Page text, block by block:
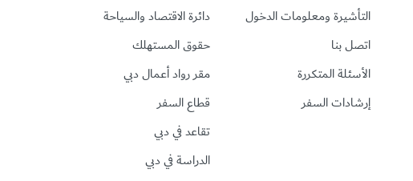
التأشيرة ومعلومات الدخول
اتصل بنا
الأسئلة المتكررة
إرشادات السفر
دائرة الاقتصاد والسياحة
حقوق المستهلك
مقر رواد أعمال دبي
قطاع السفر
تقاعد في دبي
الدراسة في دبي